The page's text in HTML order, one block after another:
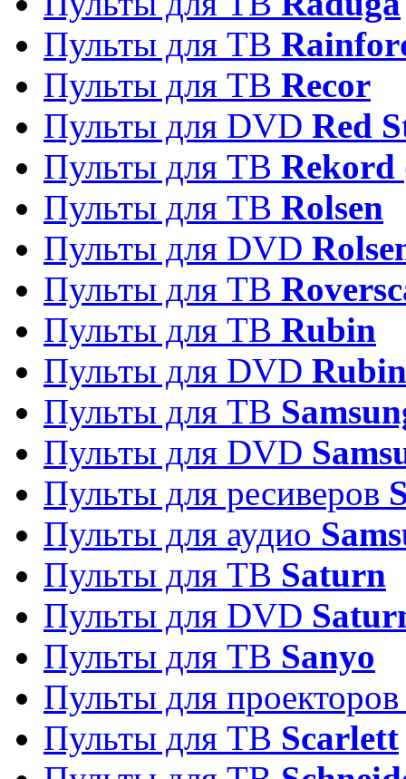
Пульты для ТВ
Пульты для ТВ Recor
Пульты для DVD Red
Пульты для ТВ Rekord
Пульты для ТВ Rolsen
Пульты для DVD
Пульты для ТВ
Пульты для ТВ Rubin
Пульты для DVD Rubin
Пульты для ТВ
Пульты для DVD
Пульты для ресиверов
Пульты для аудио
Пульты для ТВ Saturn
Пульты для DVD
Пульты для ТВ Sanyo
Пульты для
Пульты для ТВ Scarlett